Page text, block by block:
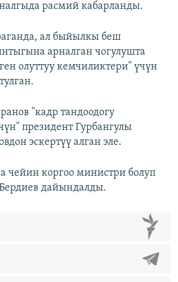
расмий кабарланды.
ал быйылкы беш
арналган чогулушта
олуттуу кемчиликтери" үчүн
"кадр тандоодогу
президент Гурбангулы
эскертүү алган эле.
чейин коргоо министри болуп
дайындалды.